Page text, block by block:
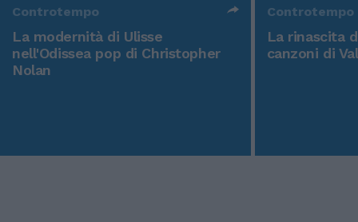
Controtempo
La modernità di Ulisse
nell'Odissea pop di Christopher
Nolan
Controtempo
La rinascita
canzoni di